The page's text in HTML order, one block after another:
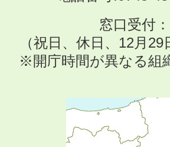
窓口受付
（祝日、休日、12月
※開庁時間が異なる組